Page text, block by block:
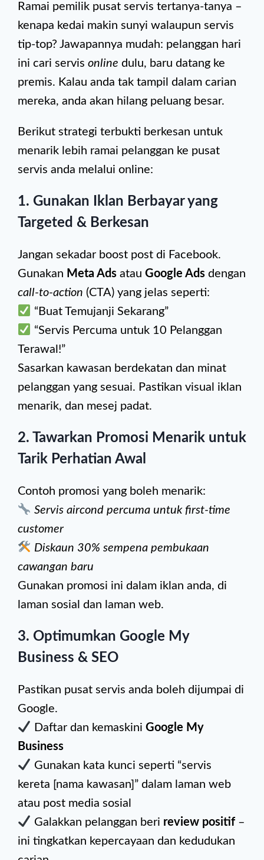
Ramai pemilik pusat servis tertanya-tanya –
kenapa kedai makin sunyi walaupun servis
tip-top? Jawapannya mudah: pelanggan hari
ini cari servis online dulu, baru datang ke
premis. Kalau anda tak tampil dalam carian
mereka, anda akan hilang peluang besar.
Berikut strategi terbukti berkesan untuk
menarik lebih ramai pelanggan ke pusat
servis anda melalui online:
1. Gunakan Iklan Berbayar yang
Targeted & Berkesan
Jangan sekadar boost post di Facebook.
Gunakan Meta Ads atau Google Ads dengan
call-to-action (CTA) yang jelas seperti:
“Buat Temujanji Sekarang”
“Servis Percuma untuk 10 Pelanggan
Terawal!”
Sasarkan kawasan berdekatan dan minat
pelanggan yang sesuai. Pastikan visual iklan
menarik, dan mesej padat.
2. Tawarkan Promosi Menarik untuk
Tarik Perhatian Awal
Contoh promosi yang boleh menarik:
Servis aircond percuma untuk first-time
customer
Diskaun 30% sempena pembukaan
cawangan baru
Gunakan promosi ini dalam iklan anda, di
laman sosial dan laman web.
3. Optimumkan Google My
Business & SEO
Pastikan pusat servis anda boleh dijumpai di
Google.
Daftar dan kemaskini Google My
Business
Gunakan kata kunci seperti “servis
kereta [nama kawasan]” dalam laman web
atau post media sosial
Galakkan pelanggan beri review positif–
ini tingkatkan kepercayaan dan kedudukan